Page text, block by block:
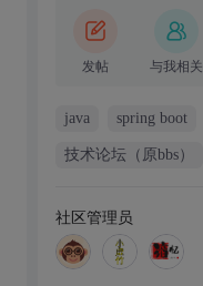
发帖 与我相关
java spring boot
技术论坛（原bbs）
社区管理员